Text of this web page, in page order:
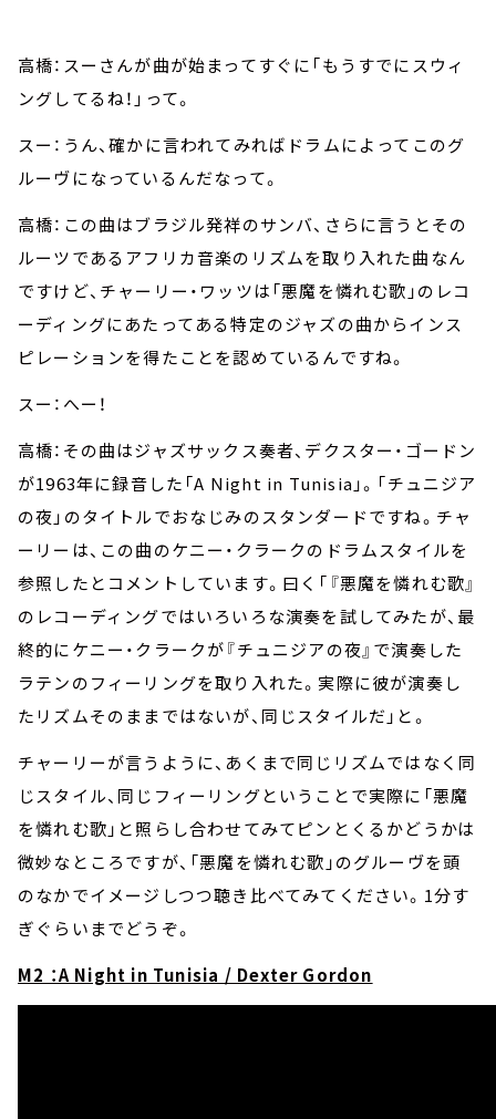
高橋：スーさんが曲が始まってすぐに「もうすでにスウィ
ングしてるね！」って。
スー：うん、確かに言われてみればドラムによってこのグ
ルーヴになっているんだなって。
高橋：この曲はブラジル発祥のサンバ、さらに言うとその
ルーツであるアフリカ音楽のリズムを取り入れた曲なん
ですけど、チャーリー・ワッツは「悪魔を憐れむ歌」のレコ
ーディングにあたってある特定のジャズの曲からインス
ピレーションを得たことを認めているんですね。
スー：へー！
高橋：その曲はジャズサックス奏者、デクスター・ゴードン
が1963年に録音した「A Night in Tunisia」。「チュニジア
の夜」のタイトルでおなじみのスタンダードですね。チャ
ーリーは、この曲のケニー・クラークのドラムスタイルを
参照したとコメントしています。曰く「『悪魔を憐れむ歌』
のレコーディングではいろいろな演奏を試してみたが、最
終的にケニー・クラークが『チュニジアの夜』で演奏した
ラテンのフィーリングを取り入れた。実際に彼が演奏し
たリズムそのままではないが、同じスタイルだ」と。
チャーリーが言うように、あくまで同じリズムではなく同
じスタイル、同じフィーリングということで実際に「悪魔
を憐れむ歌」と照らし合わせてみてピンとくるかどうかは
微妙なところですが、「悪魔を憐れむ歌」のグルーヴを頭
のなかでイメージしつつ聴き比べてみてください。1分す
ぎぐらいまでどうぞ。
M2 ：A Night in Tunisia / Dexter Gordon